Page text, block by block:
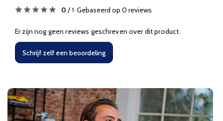
0 / 5 Gebaseerd op 0 reviews
Er zijn nog geen reviews geschreven over dit product.
Schrijf zelf een beoordeling